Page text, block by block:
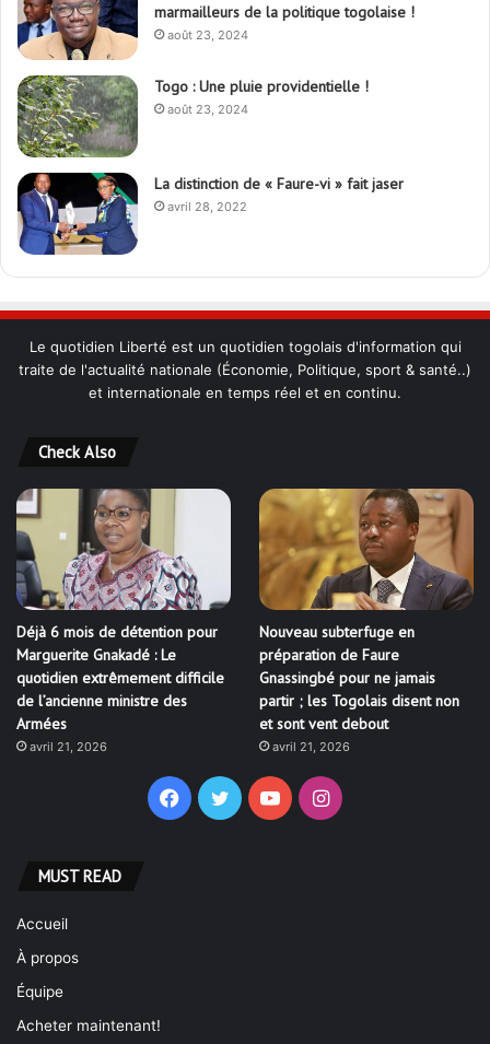
marmailleurs de la politique togolaise !
août 23, 2024
Togo : Une pluie providentielle !
août 23, 2024
La distinction de « Faure-vi » fait jaser
avril 28, 2022
Le quotidien Liberté est un quotidien togolais d'information qui
traite de l'actualité nationale (Économie, Politique, sport & santé..)
et internationale en temps réel et en continu.
Check Also
Déjà 6 mois de détention pour
Marguerite Gnakadé : Le
quotidien extrêmement difficile
de l’ancienne ministre des
Armées
avril 21, 2026
Nouveau subterfuge en
préparation de Faure
Gnassingbé pour ne jamais
partir ; les Togolais disent non
et sont vent debout
avril 21, 2026
Facebook
TwitterYouTubeInstagram
MUST READ
Accueil
À propos
Équipe
Acheter maintenant!